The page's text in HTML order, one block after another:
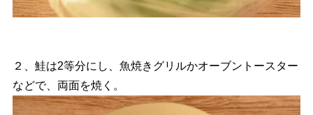
２、鮭は2等分にし、魚焼きグリルかオーブントースター
などで、両面を焼く。